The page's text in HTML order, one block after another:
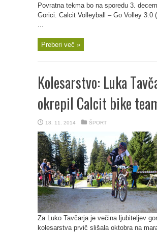
Povratna tekma bo na sporedu 3.
Gorici. Calcit Volleyball – Go Volley 3:0
...
Preberi več »
Kolesarstvo: Luka
okrepil Calcit bike
18. 11. 2014 ŠPORT
Za Luko Tavčarja je večina ljubiteljev
kolesarstva prvič slišala oktobra na